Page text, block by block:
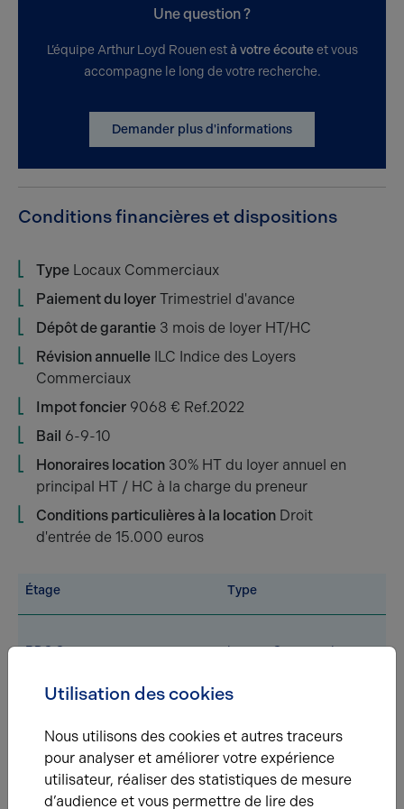
Une question ?
L’équipe Arthur Loyd Rouen est à votre écouteet vous
accompagne le long de votre recherche.
Demander plus d'informations
Conditions financières et dispositions
Type Locaux Commerciaux
Paiement du loyer Trimestriel d'avance
Dépôt de garantie 3 mois de loyer HT/HC
Révision annuelle ILC Indice des Loyers
Commerciaux
Impot foncier 9068 € Ref.2022
Bail 6-9-10
Honoraires location 30% HT du loyer annuel en
principal HT / HC à la charge du preneur
Conditions particulières à la location Droit
d'entrée de 15.000 euros
Étage Type
RDC Co. Locaux Commerciaux
Total /
Utilisation des cookies
Nous utilisons des cookies et autres traceurs
pour analyser et améliorer votre expérience
utilisateur, réaliser des statistiques de mesure
d’audience et vous permettre de lire des